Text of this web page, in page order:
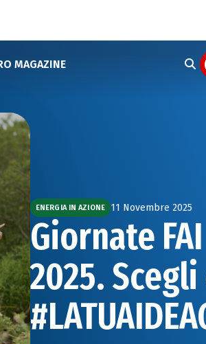
MAGAZINE
ENERGIA IN AZIONE 11 Novembre 2025
Giornate
2025.